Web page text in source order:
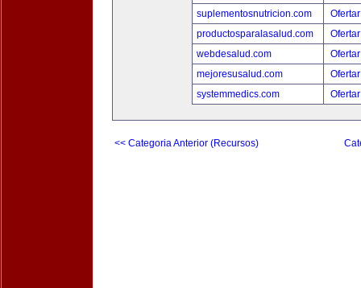
suplementosnutricion.com
productosparalasalud.com
webdesalud.com
mejoresusalud.com
systemmedics.com
<< Categoria Anterior (Recursos)